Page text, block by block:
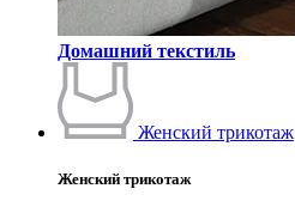
Домашний текстиль
Женский трикотаж
Женский трикотаж